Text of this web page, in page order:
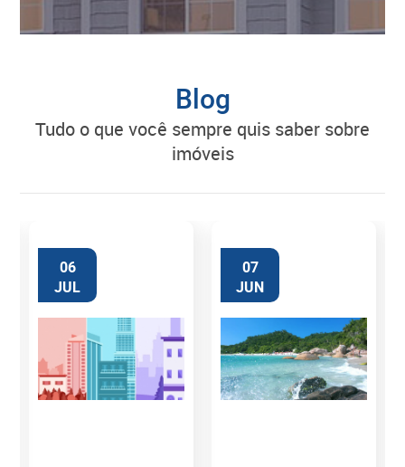
Blog
tudo o que você sempre quis saber sobre
imóveis
06
JUL
07
JUN